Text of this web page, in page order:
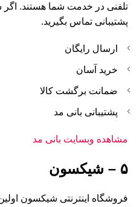
تلفنی در خدمت شما هستند. اگر
پشتیبانی تماس بگیرید.
ارسال رایگان
خرید آسان
ضمانت برگشت کالا
پشتیبانی بانی مد
مشاهده وبسایت بانی مد
۵ – شیکسون
فروشگاه اینترنتی شیکسون